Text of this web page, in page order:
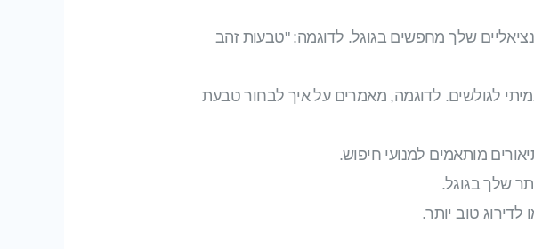
שלך מחפשים בגוגל. לדוגמה: "טבעות זהב
לגולשים. לדוגמה, מאמרים על איך לבחור טבעת
מותאמים למנועי חיפוש.
שלך בגוגל.
לדירוג טוב יותר.